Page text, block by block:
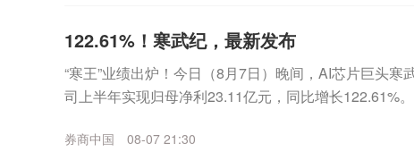
122.61%！寒武纪，最新发布
“寒王”业绩出炉！今日（8月7日）晚间，AI芯片巨头寒
司上半年实现归母净利23.11亿元，同比增长122.61%
券商中国 08-07 21:30